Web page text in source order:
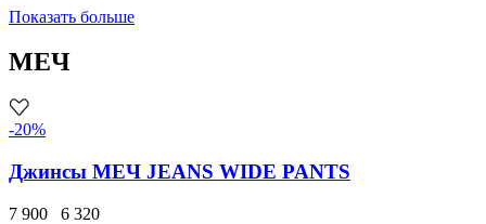
Показать больше
МЕЧ
-20%
Джинсы МЕЧ JEANS WIDE PANTS
7 900 6 320